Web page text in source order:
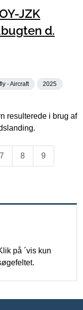
JZK
d.
- Aircraft 2025
resulterede i brug af
7 8 9
på ´vis kun